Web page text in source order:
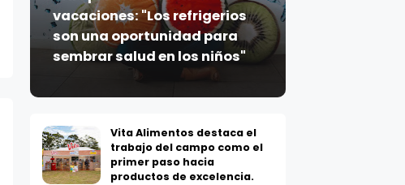
vacaciones: "Los refrigerios
son una oportunidad para
sembrar salud en los niños"
Vita Alimentos destaca el
trabajo del campo como el
primer paso hacia
productos de excelencia.